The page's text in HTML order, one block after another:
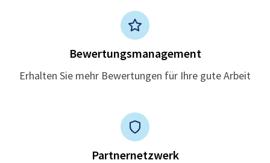
Bewertungsmanagement
Erhalten Sie mehr Bewertungen für Ihre gute Arbeit
Partnernetzwerk